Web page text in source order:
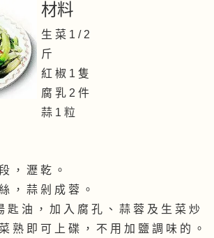
材料
生 菜 1 / 2
斤
紅 椒 1 隻
腐 乳 2 件
蒜 1 粒
， 瀝 乾 。
， 蒜 剁 成 蓉 。
匙 油 ， 加 入 腐 孔 、 蒜 蓉 及 生 菜 炒
熟 即 可 上 碟 ， 不 用 加 鹽 調 味 的 。